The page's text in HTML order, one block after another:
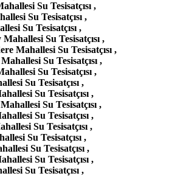
Su Tesisatçısı ,
Su Tesisatçısı ,
Su Tesisatçısı ,
Su Tesisatçısı ,
Mahallesi Su Tesisatçısı ,
Su Tesisatçısı ,
Su Tesisatçısı ,
Su Tesisatçısı ,
Su Tesisatçısı ,
Su Tesisatçısı ,
Su Tesisatçısı ,
Su Tesisatçısı ,
Su Tesisatçısı ,
Su Tesisatçısı ,
Su Tesisatçısı ,
Su Tesisatçısı ,